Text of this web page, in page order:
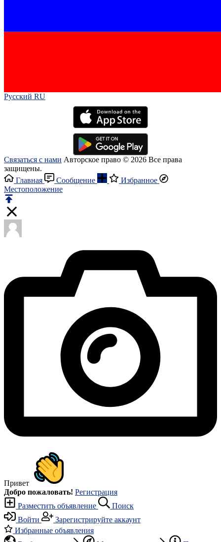
Русский RU‎
Связаться с нами Авторское право © 2026 Все права
защищены.
Главная
Сообщение
Избранное
Местоположение
Привет
Добро пожаловать! Регистрация
Разместить объявление
Поиск
Войти
Зарегистрируйте аккаунт
Избранные объявления